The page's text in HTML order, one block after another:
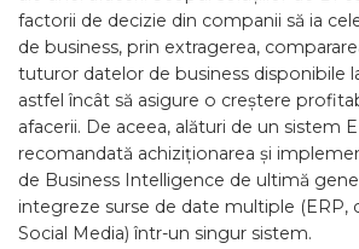
factorii de decizie din companii să ia
de business, prin extragerea,
tuturor datelor de business disponibile
astfel încât să asigure o creștere
afacerii. De aceea, alături de un sistem
recomandată achiziționarea și
de Business Intelligence de ultimă
integreze surse de date multiple (ERP,
Social Media) într-un singur sistem.